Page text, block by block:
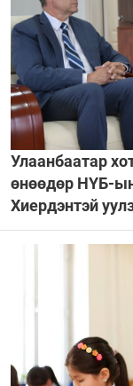
Улаанбаатар
өнөөдөр НҮБ-
Хиердэнтэй